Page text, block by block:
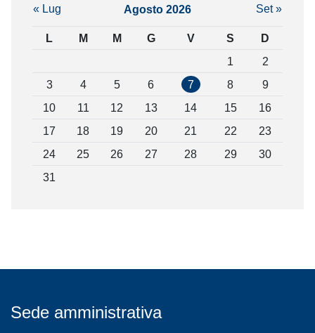
Agosto 2026
L M M G V S D
« Lug Set »
1
2
3
4 5 6 7 8
9
10
11 12 13 14 15
16
17
18 19 20 21 22
23
24
25 26 27 28 29
30
31
Sede amministrativa